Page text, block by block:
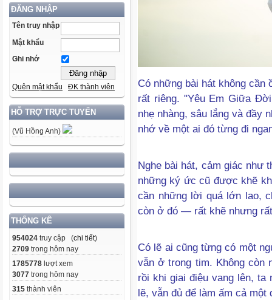
ĐĂNG NHẬP
Tên truy nhập
Mật khẩu
Ghi nhớ
Quên mật khẩu ĐK thành viên
HỖ TRỢ TRỰC TUYẾN
(Vũ Hồng Anh)
THỐNG KÊ
954024 truy cập (chi tiết)
2709 trong hôm nay
1785778 lượt xem
3077 trong hôm nay
315 thành viên
Có những bài hát không cần
rất riêng. "Yêu Em Giữa
nhẹ nhàng, sâu lắng và đầy
nhớ về một ai đó từng đi
Nghe bài hát, cảm giác như
những ký ức cũ được khẽ
cần những lời quá lớn lao,
còn ở đó — rất khẽ nhưng
Có lẽ ai cũng từng có một
vẫn ở trong tim. Không còn
rồi khi giai điệu vang lên,
lẽ, vẫn đủ để làm ấm cả một